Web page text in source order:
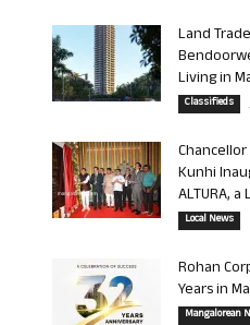
Land
Living in
Classifieds
Kunhi
ALTURA,
Local News
Rohan
Years in
Mangalorean